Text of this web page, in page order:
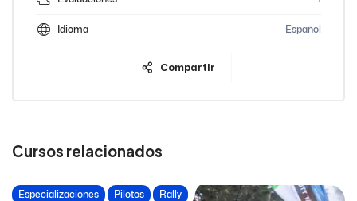
Idioma Español
Compartir
Cursos relacionados
Especializaciones Pilotos Rally